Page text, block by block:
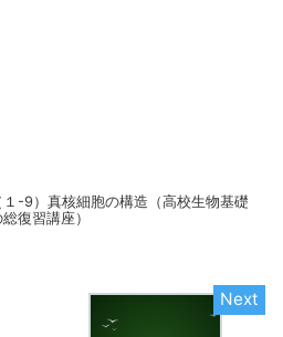
１-9）真核細胞の構造（高校生物基礎
復習講座）